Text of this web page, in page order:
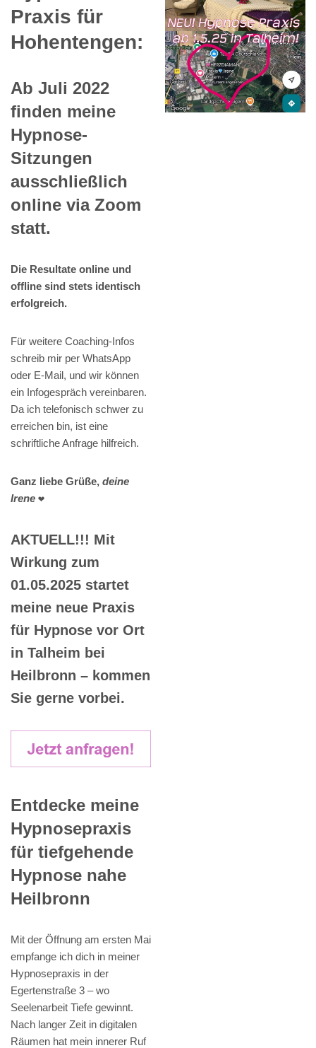
Praxis für
Hohentengen:
Ab Juli 2022
finden meine
Hypnose-
Sitzungen
ausschließlich
online via Zoom
statt.
Die Resultate online und
offline sind stets identisch
erfolgreich.
Für weitere Coaching-Infos
schreib mir per WhatsApp
oder E-Mail, und wir können
ein Infogespräch vereinbaren.
Da ich telefonisch schwer zu
erreichen bin, ist eine
schriftliche Anfrage hilfreich.
Ganz liebe Grüße, deine
Irene ❤️
AKTUELL!!! Mit
Wirkung zum
01.05.2025 startet
meine neue Praxis
für Hypnose vor Ort
in Talheim bei
Heilbronn – kommen
Sie gerne vorbei.
Entdecke meine
Hypnosepraxis
für tiefgehende
Hypnose nahe
Heilbronn
Mit der Öffnung am ersten Mai
empfange ich dich in meiner
Hypnosepraxis in der
Egertenstraße 3 – wo
Seelenarbeit Tiefe gewinnt.
Nach langer Zeit in digitalen
Räumen hat mein innerer Ruf